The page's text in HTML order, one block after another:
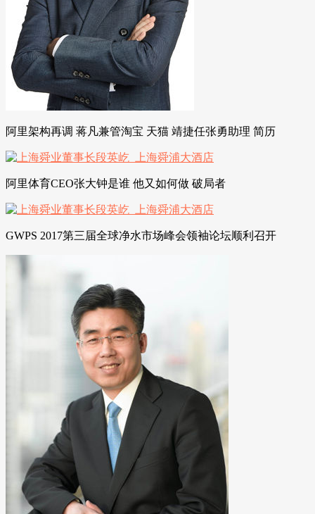
阿里架构再调 蒋凡兼管淘宝 天猫 靖捷任张勇助理 简历
阿里体育CEO张大钟是谁 他又如何做 破局者
GWPS 2017第三届全球净水市场峰会领袖论坛顺利召开